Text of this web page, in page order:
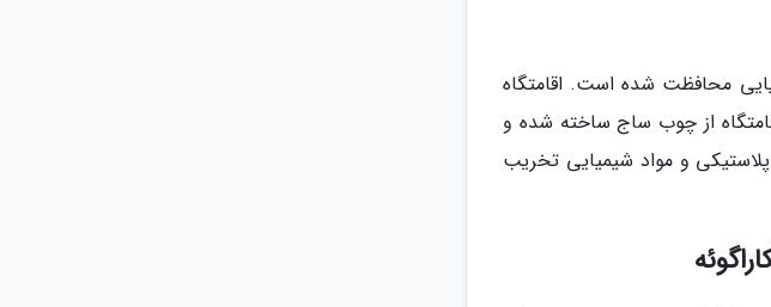
محافظت شده است. اقامتگاه
از چوب ساج ساخته شده و
و مواد شیمیایی تخریب